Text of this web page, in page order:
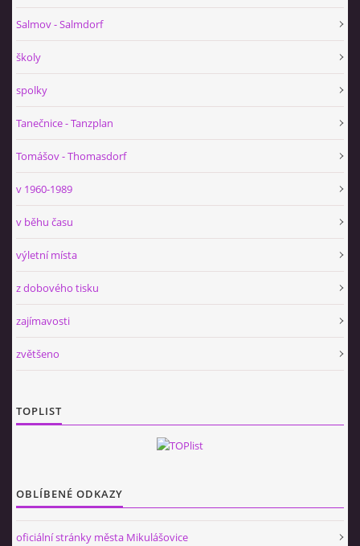
Salmov - Salmdorf
školy
spolky
Tanečnice - Tanzplan
Tomášov - Thomasdorf
v 1960-1989
v běhu času
výletní místa
z dobového tisku
zajímavosti
zvětšeno
TOPLIST
OBLÍBENÉ ODKAZY
oficiální stránky města Mikulášovice